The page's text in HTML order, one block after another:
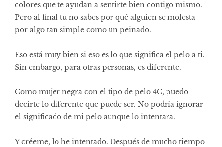
colores que te ayudan a sentirte bien contigo mismo.
Pero al final tu no sabes por qué alguien se molesta
por algo tan simple como un peinado.
Eso está muy bien si eso es lo que significa el pelo a ti.
Sin embargo, para otras personas, es diferente.
Como mujer negra con el tipo de pelo 4C, puedo
decirte lo diferente que puede ser. No podría ignorar
el significado de mi pelo aunque lo intentara.
Y créeme, lo he intentado. Después de mucho tiempo